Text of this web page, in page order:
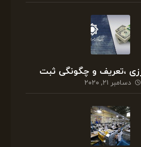
،تعریف و چگونگی ثبت
دسامبر ۲۱, ۲۰۲۰